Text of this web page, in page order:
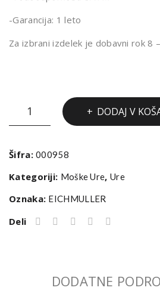
-Garancija: 1 leto
Za izbrani izdelek je dobavni rok 8
EICHMULLER
01
DODAJ V
Šifra:000958
Kategoriji: Moške Ure, Ure
Oznaka: EICHMULLER
Deli
DODATNE